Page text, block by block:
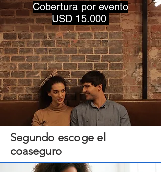
Cobertura por evento
USD 15.000
Segundo escoge el
coaseguro